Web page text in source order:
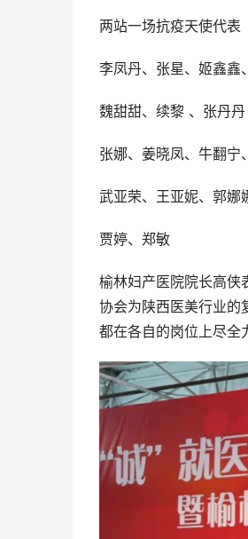
两站一场抗疫天使代表
李凤丹、张星、姬鑫鑫
魏甜甜、续黎 、张丹
张娜、姜晓凤、牛翻宁
武亚荣、王亚妮、郭娜
贾婷、郑敏
榆林妇产医院院长高侠
协会为陕西医美行业的
都在各自的岗位上尽全